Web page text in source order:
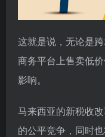
这就是说，无论是
商务平台上售卖低
影响。
马来西亚的新税收
的公平竞争，同时